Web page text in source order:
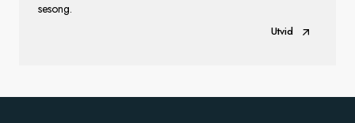
sesong.
Utvid